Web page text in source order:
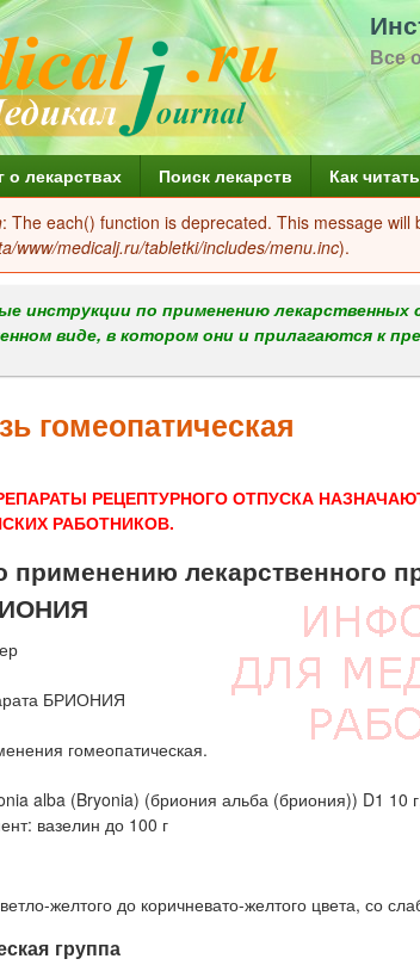
Все
о лекарствах Поиск лекарств Как
: The each() function is deprecated. This message
www/medicalj.ru/tabletki/includes/menu.inc).
инструкции по применению
виде, в котором они и прилагаются к
гомеопатическая
РЕЦЕПТУРНОГО ОТПУСКА
РАБОТНИКОВ.
лекарственного
БРИОНИЯ
гомеопатическая.
alba (Bryonia) (бриония альба (бриония)) D1 10
вазелин до 100 г
желтого до коричневато-желтого цвета, со
группа